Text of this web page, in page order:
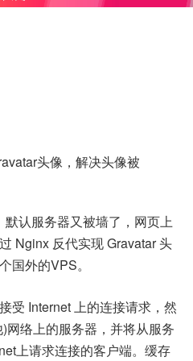
认服务器又被墙了，网页上
Nginx 反代实现 Gravatar 头
国外的VPS。
受 Internet 上的连接请求，然
网络上的服务器，并将从服务
上请求连接的客户端。缓存